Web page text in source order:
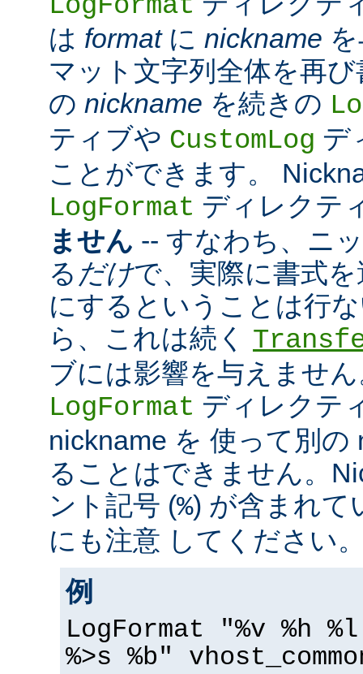
は formatに nickname
マット文字列全体を再
の nickname を続きの
ティブや CustomLog デ
ことができます。
LogFormat ディレクテ
ません -- すなわち、ニ
る だけで、実際に書式
にするということは行
ら、これは続く
ブには影響を与えませ
LogFormat ディレクテ
nickname を 使って別の
ることはできません。
ント記号 (%) が含まれて
にも注意 してください
例
LogFormat "%v %h
%>s %b"